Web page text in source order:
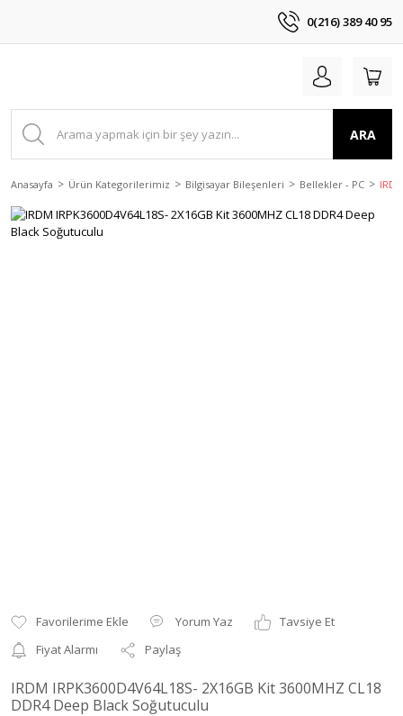
0(216) 389 40 95
ARA
Anasayfa Ürün Kategorilerimiz Bilgisayar Bileşenleri Bellekler - PC
Yorum Yaz
Tavsiye Et
Fiyat Alarmı
Paylaş
IRDM IRPK3600D4V64L18S- 2X16GB Kit 3600MHZ CL18
DDR4 Deep Black Soğutuculu